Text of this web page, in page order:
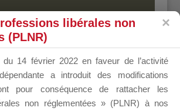
DU
libérales non
(PLNR)
du 14 février 2022 en faveur de l’activité
a introduit des modifications
pour conséquence de rattacher les
non réglementées » (PLNR) à nos